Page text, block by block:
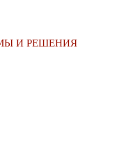
И РЕШЕНИЯ